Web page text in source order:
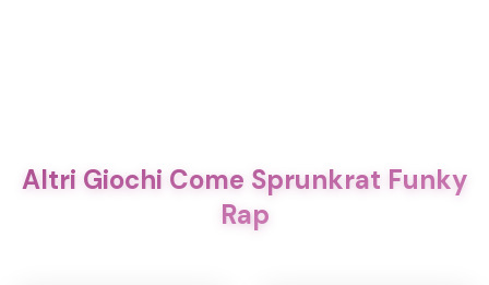
Altri Giochi Come Sprunkrat Funky
Rap